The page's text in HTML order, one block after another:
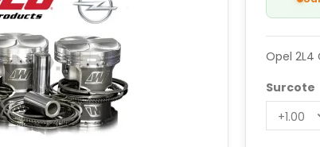
Opel 2L4
Surcote